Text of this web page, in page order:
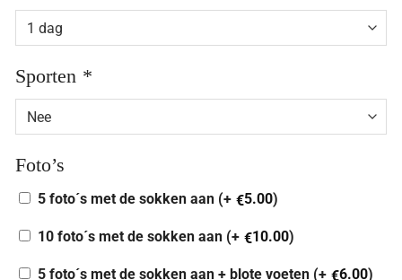
Sporten *
Foto’s
5 foto´s met de sokken aan (+ €5.00)
10 foto´s met de sokken aan (+ €10.00)
5 foto´s met de sokken aan + blote voeten (+ €6.00)